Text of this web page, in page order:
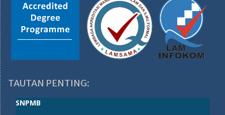
TAUTAN PENTING:
SNPMB